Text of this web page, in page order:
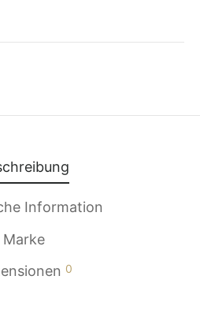
Information
Marke
0